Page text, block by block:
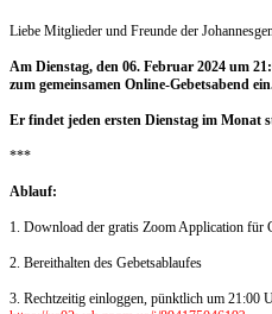
Liebe Mitglieder und Freunde der
Am Dienstag, den 06. Februar 2024 um
zum gemeinsamen Online-Gebetsabend
Er findet jeden ersten Dienstag im Monat
***
Ablauf:
1. Download der gratis Zoom Application für
2. Bereithalten des Gebetsablaufes
3. Rechtzeitig einloggen, pünktlich um 21:00